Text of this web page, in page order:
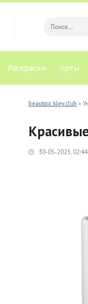
Раскраски Арты
beautpic.klev.club »
30-05-2025, 02:44